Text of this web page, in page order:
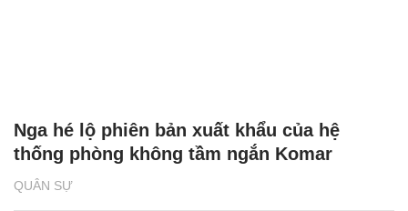
QUÂN SỰ
Nga hé lộ phiên bản xuất khẩu của hệ
thống phòng không tầm ngắn Komar